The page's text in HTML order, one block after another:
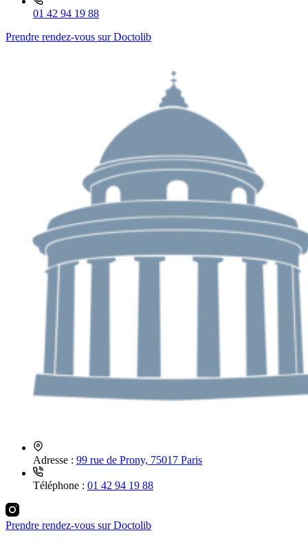
01 42 94 19 88
Prendre rendez-vous sur Doctolib
Adresse : 99 rue de Prony, 75017 Paris
Téléphone : 01 42 94 19 88
Prendre rendez-vous sur Doctolib